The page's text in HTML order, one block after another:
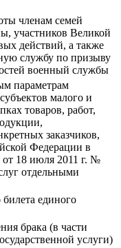
членам семей
участников Великой
действий, а также
службу по призыву
военный службы
параметрам
малого и
товаров, работ,
заказчиков,
Федерации в
от 18 июля 2011 г. №
отдельными
единого
брака (в части
услуги)